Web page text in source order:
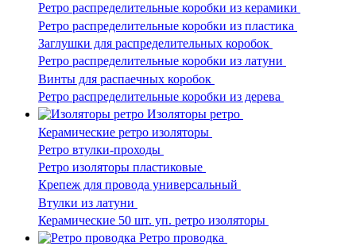
Ретро распределительные коробки из керамики
Ретро распределительные коробки из пластика
Заглушки для распределительных коробок
Ретро распределительные коробки из латуни
Винты для распаечных коробок
Ретро распределительные коробки из дерева
Изоляторы ретро
Керамические ретро изоляторы
Ретро втулки-проходы
Ретро изоляторы пластиковые
Крепеж для провода универсальный
Втулки из латуни
Керамические 50 шт. уп. ретро изоляторы
Ретро проводка